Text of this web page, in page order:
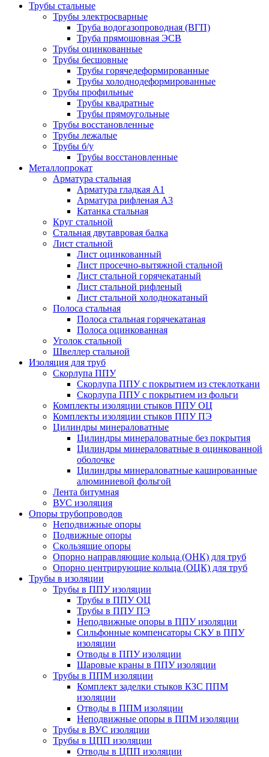
Трубы стальные
Трубы электросварные
Труба водогазопроводная (ВГП)
Труба прямошовная ЭСВ
Трубы оцинкованные
Трубы бесшовные
Трубы горячедеформированные
Трубы холоднодеформированные
Трубы профильные
Трубы квадратные
Трубы прямоугольные
Трубы восстановленные
Трубы лежалые
Трубы б/у
Трубы восстановленные
Металлопрокат
Арматура стальная
Арматура гладкая А1
Арматура рифленая А3
Катанка стальная
Круг стальной
Стальная двутавровая балка
Лист стальной
Лист оцинкованный
Лист просечно-вытяжной стальной
Лист стальной горячекатаный
Лист стальной рифленый
Лист стальной холоднокатаный
Полоса стальная
Полоса стальная горячекатаная
Полоса оцинкованная
Уголок стальной
Швеллер стальной
Изоляция для труб
Скорлупа ППУ
Скорлупа ППУ с покрытием из стеклоткани
Скорлупа ППУ с покрытием из фольги
Комплекты изоляции стыков ППУ ОЦ
Комплекты изоляции стыков ППУ ПЭ
Цилиндры минераловатные
Цилиндры минераловатные без покрытия
Цилиндры минераловатные в оцинкованной
оболочке
Цилиндры минераловатные кашированные
алюминиевой фольгой
Лента битумная
ВУС изоляция
Опоры трубопроводов
Неподвижные опоры
Подвижные опоры
Скользящие опоры
Опорно направляющие кольца (ОНК) для труб
Опорно центрирующие кольца (ОЦК) для труб
Трубы в изоляции
Трубы в ППУ изоляции
Трубы в ППУ ОЦ
Трубы в ППУ ПЭ
Неподвижные опоры в ППУ изоляции
Сильфонные компенсаторы СКУ в ППУ
изоляции
Отводы в ППУ изоляции
Шаровые краны в ППУ изоляции
Трубы в ППМ изоляции
Комплект заделки стыков КЗС ППМ
изоляции
Отводы в ППМ изоляции
Неподвижные опоры в ППМ изоляции
Трубы в ВУС изоляции
Трубы в ЦПП изоляции
Отводы в ЦПП изоляции